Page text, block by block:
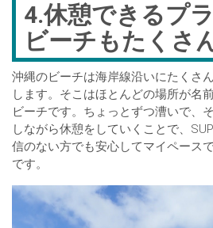
4.休憩できるプ
ビーチもたくさ
沖縄のビーチは海岸線沿いにたくさ
します。そこはほとんどの場所が名
ビーチです。ちょっとずつ漕いで、
しながら休憩をしていくことで、
信のない方でも安心してマイペース
です。